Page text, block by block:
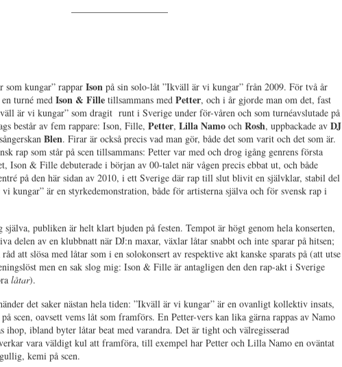
som kungar” rapparIsonpå sin solo-låt ”Ikväll är vi kungar” från 2009. För två år
turné med Ison & Filletillsammans medPetter, och i år gjorde man om det, fast
är vi kungar” som dragit runt i Sverige under för-våren och som turnéavslutade på
består av fem rappare: Ison, Fille,Petter,Lilla NamoochRosh, uppbackade avDJ
Blen. Firar är också precis vad man gör, både det som varit och det som är.
rap som står på scen tillsammans: Petter var med och drog igång genrens första
Ison & Fille debuterade i början av 00-talet när vågen precis ebbat ut, och både
på den här sidan av 2010, i ett Sverige där rap till slut blivit en självklar, stabil del
kungar” är en styrkedemonstration, både för artisterna själva och för svensk rap i
publiken är helt klart bjuden på festen. Tempot är högt genom hela konserten,
delen av en klubbnatt när DJ:n maxar, växlar låtar snabbt och inte sparar på hitsen;
att slösa med låtar som i en solokonsert av respektive akt kanske sparats på (att utse
men en sak slog mig: Ison & Fille är antagligen den den rap-akt i Sverige
låtar).
det saker nästan hela tiden: ”Ikväll är vi kungar” är en ovanligt kollektiv insats,
scen, oavsett vems låt som framförs. En Petter-vers kan lika gärna rappas av Namo
ihop, ibland byter låtar beat med varandra. Det är tight och välregisserad
vara väldigt kul att framföra, till exempel har Petter och Lilla Namo en oväntat
kemi på scen.